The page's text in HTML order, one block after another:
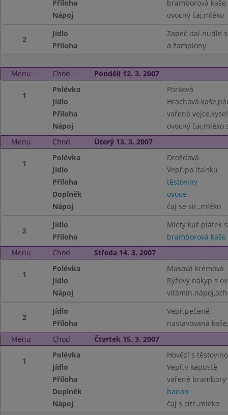
Příloha
bramborová
Nápoj
ovocný čaj,mléko
2
Jídlo
Zapeč.ital.nudle
Příloha
a žampiony
Menu Chod Pondělí 12. 3. 2007
1
Polévka
Pórková
Jídlo
Hrachová
Příloha
vařené
Nápoj
ovocný čaj,mléko
Menu
Chod Úterý 13. 3. 2007
1
Polévka
Drožďová
Jídlo
Vepř.po italsku
Příloha
těstoviny
Doplněk
ovoce
Nápoj
čaj se sir.,mléko
2
Jídlo
Mletý kuř.plátek
Příloha
bramborová kaše
Menu
Chod Středa 14. 3. 2007
1
Polévka
Masová krémová
Jídlo
Rýžový nákyp s
Nápoj
2
Jídlo
Vepř.pečeně
Příloha
nastavovaná
Menu
Chod Čtvrtek 15. 3. 2007
1
Polévka
Hovězí s
Jídlo
Vepř.v kapustě
Příloha
vařené brambory
Doplněk
banán
Nápoj
čaj s citr.,mléko